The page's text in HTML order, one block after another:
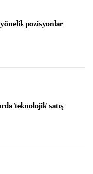
yönelik pozisyonlar
'teknolojik' satış